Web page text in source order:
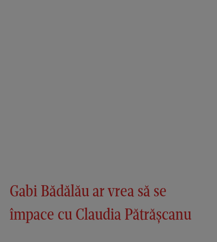
Gabi Bădălău ar vrea să se
împace cu Claudia Pătrășcanu